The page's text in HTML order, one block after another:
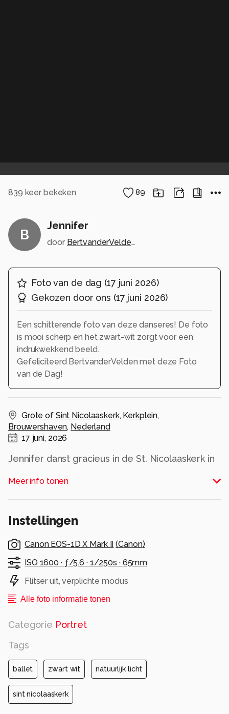
839 keer bekeken 89
B
Jennifer
door BertvanderVelden
Foto van de dag (17 juni 2026)
Gekozen door ons (17 juni 2026)
Een schitterende foto van deze danseres! De foto
is mooi scherp en het zwart-wit zorgt voor een
indrukwekkend beeld.
Gefeliciteerd BertvanderVelden met deze Foto
van de Dag!
Grote of Sint Nicolaaskerk, Kerkplein,
Brouwershaven, Nederland
17 juni, 2026
Jennifer danst gracieus in de St. Nicolaaskerk in
georganiseerd door Anja van Ast
Meer info tonen
Instellingen
Canon EOS-1D X Mark II (Canon)
ISO 1600 · ƒ/5.6 · 1/250s · 65mm
Flitser uit, verplichte modus
Alle foto informatie tonen
Categorie Portret
Tags
ballet zwart wit natuurlijk licht
sint nicolaaskerk